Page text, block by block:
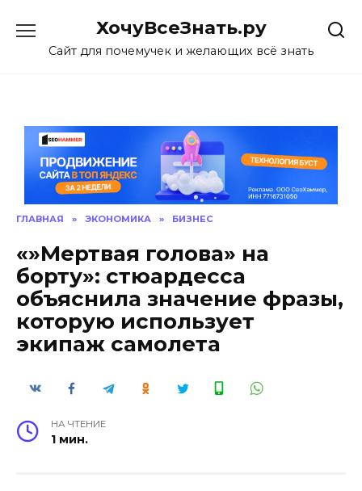
content
ХочуВсеЗнать.ру
Сайт для почемучек и желающих всё знать
ГЛАВНАЯ » ЭКОНОМИКА » БИЗНЕС
«»Мертвая голова» на
борту»: стюардесса
объяснила значение фразы,
которую использует
экипаж самолета
НА ЧТЕНИЕ
1 мин.